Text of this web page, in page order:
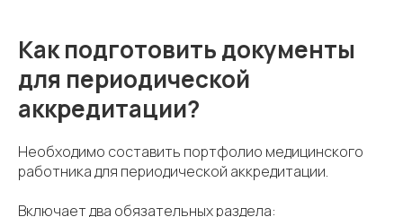
Как подготовить документы
для периодической
аккредитации?
Необходимо составить портфолио медицинского
работника для периодической аккредитации.
Включает два обязательных раздела: